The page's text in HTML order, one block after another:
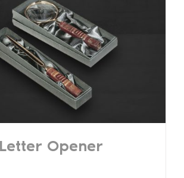
können
auf
der
Produktseite
werden
Letter Opener